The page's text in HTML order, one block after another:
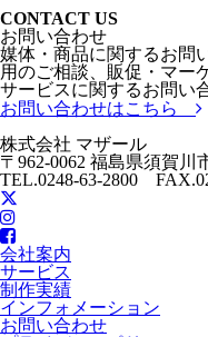
CONTACT US
お問い合わせ
媒体・商品に関するお問
用のご相談、販促・マー
サービスに関するお問い
お問い合わせはこちら
株式会社 マザール
〒962-0062 福島県須賀川
TEL.0248-63-2800
会社案内
サービス
制作実績
インフォメーション
お問い合わせ